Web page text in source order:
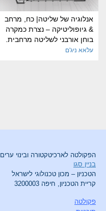
אנלוגיה של שליטה| כח, מרחב
& גיופוליטיקה – נצרת כמקרה
בוחן אורבני לשליטה מרחבית.
עלאא ניג'ם
הפקולטה לארכיטקטורה ובינוי ערים
בניין סגו
הטכניון – מכון טכנולוגי לישראל
קריית הטכניון, חיפה 3200003
פקולטה